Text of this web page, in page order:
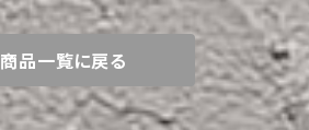
商品一覧に戻る